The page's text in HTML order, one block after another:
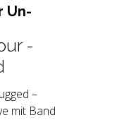
Un­
-
–
mit Band